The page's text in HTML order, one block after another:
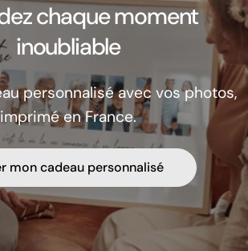
chaque moment
inoubliable
personnalisé avec vos photos,
imprimé en France.
mon cadeau personnalisé